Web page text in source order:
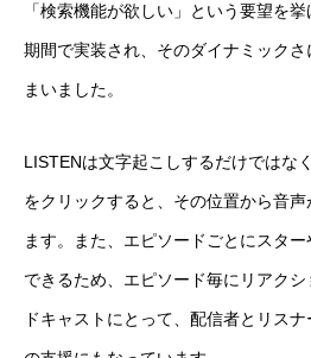
「検索機能が欲しい」という要望を
期間で実装され、そのダイナミック
まいました。
LISTENは文字起こしするだけではな
をクリックすると、その位置から音
ます。また、エピソードごとにスタ
できるため、エピソード毎にリアク
ドキャストにとって、配信者とリス